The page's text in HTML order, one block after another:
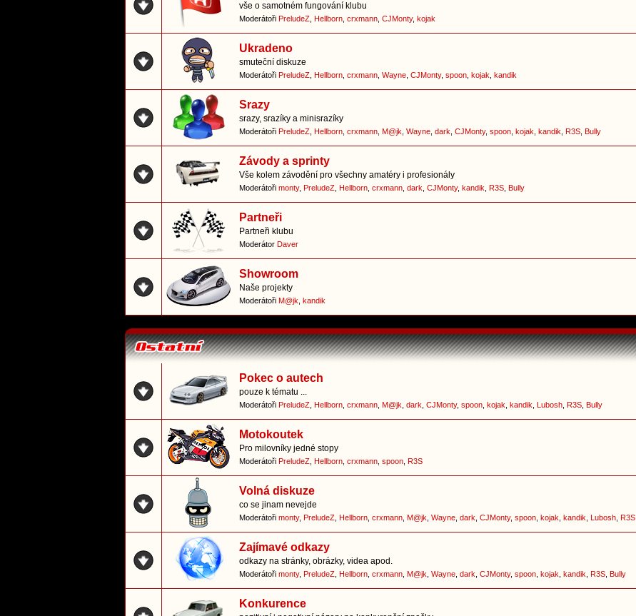
vše o samotném fungování klubu
Moderátoři PreludeZ, Hellborn, crxmann, CJMonty, kojak
Ukradeno
smuteční diskuze
Moderátoři PreludeZ, Hellborn, crxmann, Wayne, CJMonty, spoon, kojak kandik
Srazy
srazy, srazíky a minisrazíky
Moderátoři PreludeZ, Hellborn, crxmann, M@jk Wayne, dark CJMonty, spoon, kojak kandik R3S, Bully
Závody a sprinty
Vše kolem závodění pro všechny amatéry i profesionály
Moderátoři monty, PreludeZ, Hellborn, crxmann, dark CJMonty, kandik R3S, Bully
Partneři
Partneři klubu
Moderátor Daver
Showroom
Naše projekty
Moderátoři M@jk kandik
Pokec o autech
pouze k tématu ...
Moderátoři PreludeZ, Hellborn, crxmann, M@jk dark CJMonty, spoon, kojak kandik Lubosh, R3S, Bully
Motokoutek
Pro milovníky jedné stopy
Moderátoři PreludeZ, Hellborn, crxmann, spoon, R3S
Volná diskuze
co se jinam nevejde
Moderátoři monty, PreludeZ, Hellborn, crxmann, M@jk Wayne, dark CJMonty, spoon, kojak kandik Lubosh, R3S,
Zajímavé odkazy
odkazy na stránky, obrázky, videa apod.
Moderátoři monty, PreludeZ, Hellborn, crxmann, M@jk Wayne, dark CJMonty, spoon, kojak kandik R3S, Bully
Konkurence